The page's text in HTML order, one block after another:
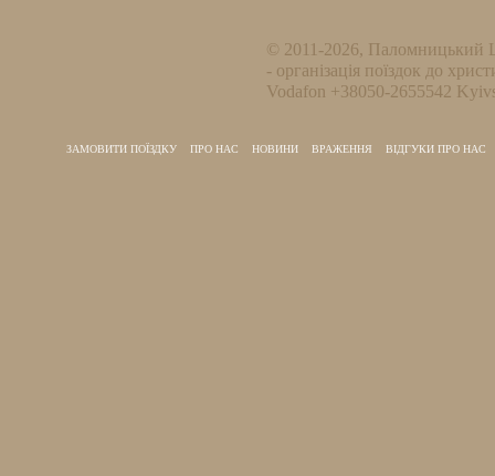
© 2011-2026, Паломницький
- організація поїздок до
Vodafon +38050-2655542
ЗАМОВИТИ ПОЇЗДКУ ПРО НАС НОВИНИ ВРАЖЕННЯ ВІДГУКИ ПРО НАС